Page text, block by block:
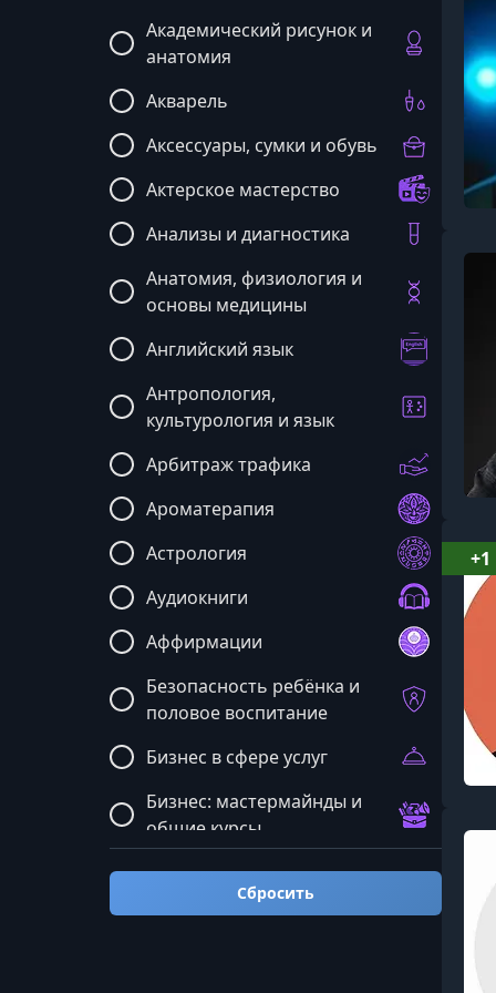
Академический рисунок и
анатомия
Акварель
Аксессуары, сумки и обувь
Актерское мастерство
Анализы и диагностика
Анатомия, физиология и
основы медицины
Английский язык
Антропология,
культурология и язык
Арбитраж трафика
Ароматерапия
Астрология
Аудиокниги
Аффирмации
Безопасность ребёнка и
половое воспитание
Бизнес в сфере услуг
Бизнес: мастермайнды и
общие курсы
Блюда и рецепты
Бренд и реклама
Сбросить
+1